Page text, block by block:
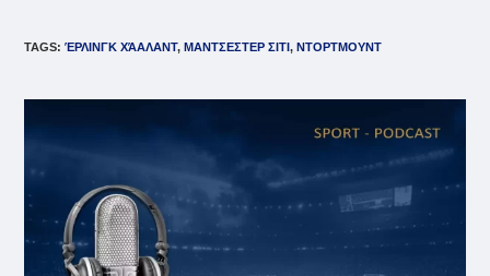
TAGS:ΈΡΛΙΝΓΚ ΧΆΑΛΑΝΤ, ΜΑΝΤΣΕΣΤΕΡ ΣΙΤΙ, ΝΤΟΡΤΜΟΥΝΤ